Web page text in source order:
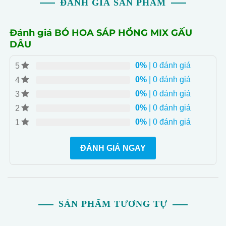
ĐÁNH GIÁ SẢN PHẨM
Đánh giá BÓ HOA SÁP HỒNG MIX GẤU
DÂU
5 0%| 0 đánh giá
4
0%| 0 đánh giá
3
0%| 0 đánh giá
2
0%| 0 đánh giá
1
0%| 0 đánh giá
ĐÁNH GIÁ NGAY
SẢN PHẨM TƯƠNG TỰ